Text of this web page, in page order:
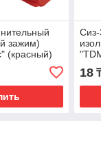
зажим)
(красный)
18